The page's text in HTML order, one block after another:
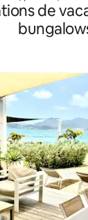
de